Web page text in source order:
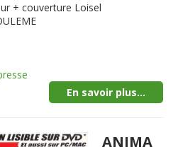
+ couverture Loisel
En savoir plus...
ANIMA